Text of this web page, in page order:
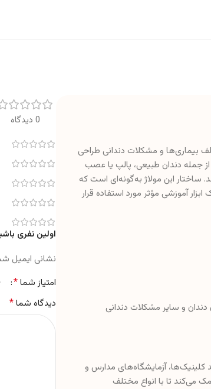
بیماری‌ها و مشکلات دندانی طراحی
از جمله دندان طبیعی، پالپ یا عصب
ساختار این مولاژ به‌گونه‌ای است که
آموزشی مؤثر مورد استفاده قرار
دندان و سایر مشکلات دندانی
کلینیک‌ها، آزمایشگاه‌های مدارس و
می‌کند تا با انواع مختلف
0 دیدگاه
اولین نفری
نشانی ایمیل
امتیاز شما*
دیدگاه شما*